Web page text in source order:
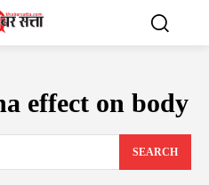
effect on body
SEARCH